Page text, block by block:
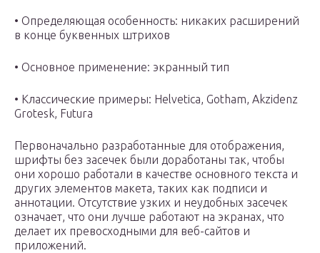
• Определяющая особенность: никаких расширений
в конце буквенных штрихов
• Основное применение: экранный тип
• Классические примеры: Helvetica, Gotham, Akzidenz
Grotesk, Futura
Первоначально разработанные для отображения,
шрифты без засечек были доработаны так, чтобы
они хорошо работали в качестве основного текста и
других элементов макета, таких как подписи и
аннотации. Отсутствие узких и неудобных засечек
означает, что они лучше работают на экранах, что
делает их превосходными для веб-сайтов и
приложений.